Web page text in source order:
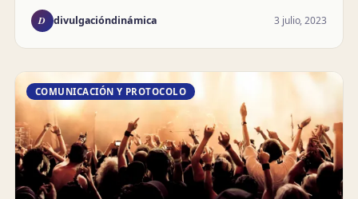
D divulgacióndinámica 3 julio, 2023
COMUNICACIÓN Y PROTOCOLO